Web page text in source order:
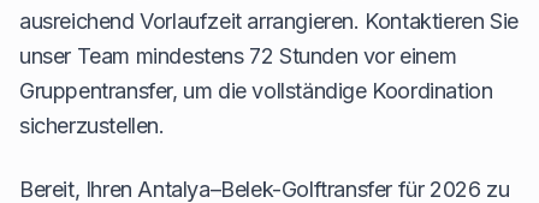
ausreichend Vorlaufzeit arrangieren. Kontaktieren Sie
unser Team mindestens 72 Stunden vor einem
Gruppentransfer, um die vollständige Koordination
sicherzustellen.
Bereit, Ihren Antalya–Belek-Golftransfer für 2026 zu